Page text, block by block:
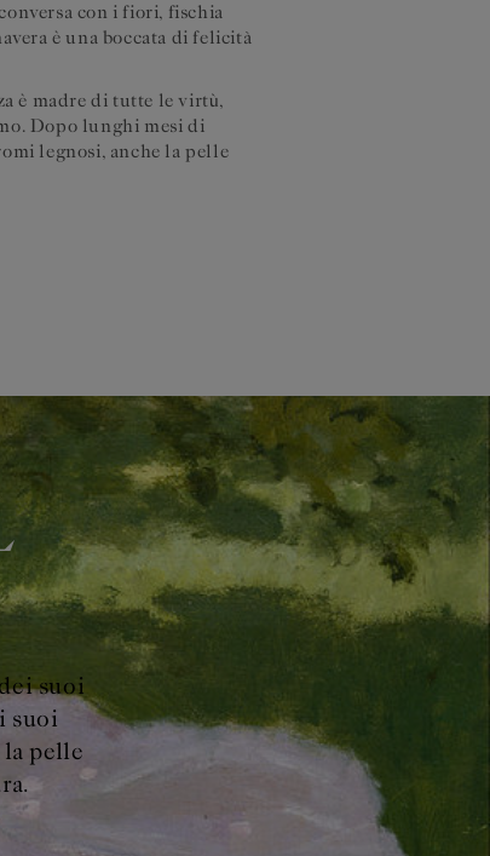
con i fiori, fischia
è una boccata di felicità
è madre di tutte le virtù,
Dopo lunghi mesi di
legnosi, anche la pelle
suoi
suoi
pelle